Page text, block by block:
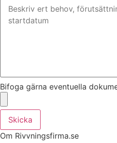
Bifoga gärna eventuella
Skicka
Om Rivvningsfirma.se